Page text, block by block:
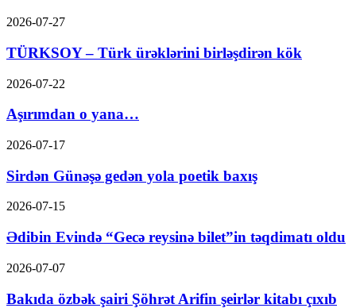
2026-07-27
TÜRKSOY – Türk ürəklərini birləşdirən kök
2026-07-22
Aşırımdan o yana…
2026-07-17
Sirdən Günəşə gedən yola poetik baxış
2026-07-15
Ədibin Evində “Gecə reysinə bilet”in təqdimatı oldu
2026-07-07
Bakıda özbək şairi Şöhrət Arifin şeirlər kitabı çıxıb